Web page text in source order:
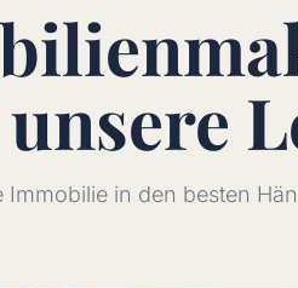
Immobilie in den besten